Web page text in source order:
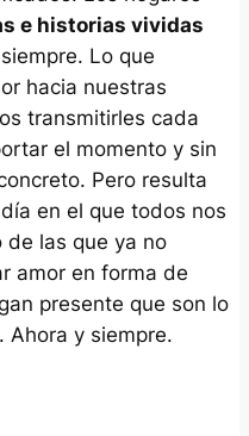
e historias vividas
Lo que
hacia nuestras
transmitirles cada
el momento y sin
Pero resulta
en el que todos nos
de las que ya no
amor en forma de
presente que son lo
Ahora y siempre.